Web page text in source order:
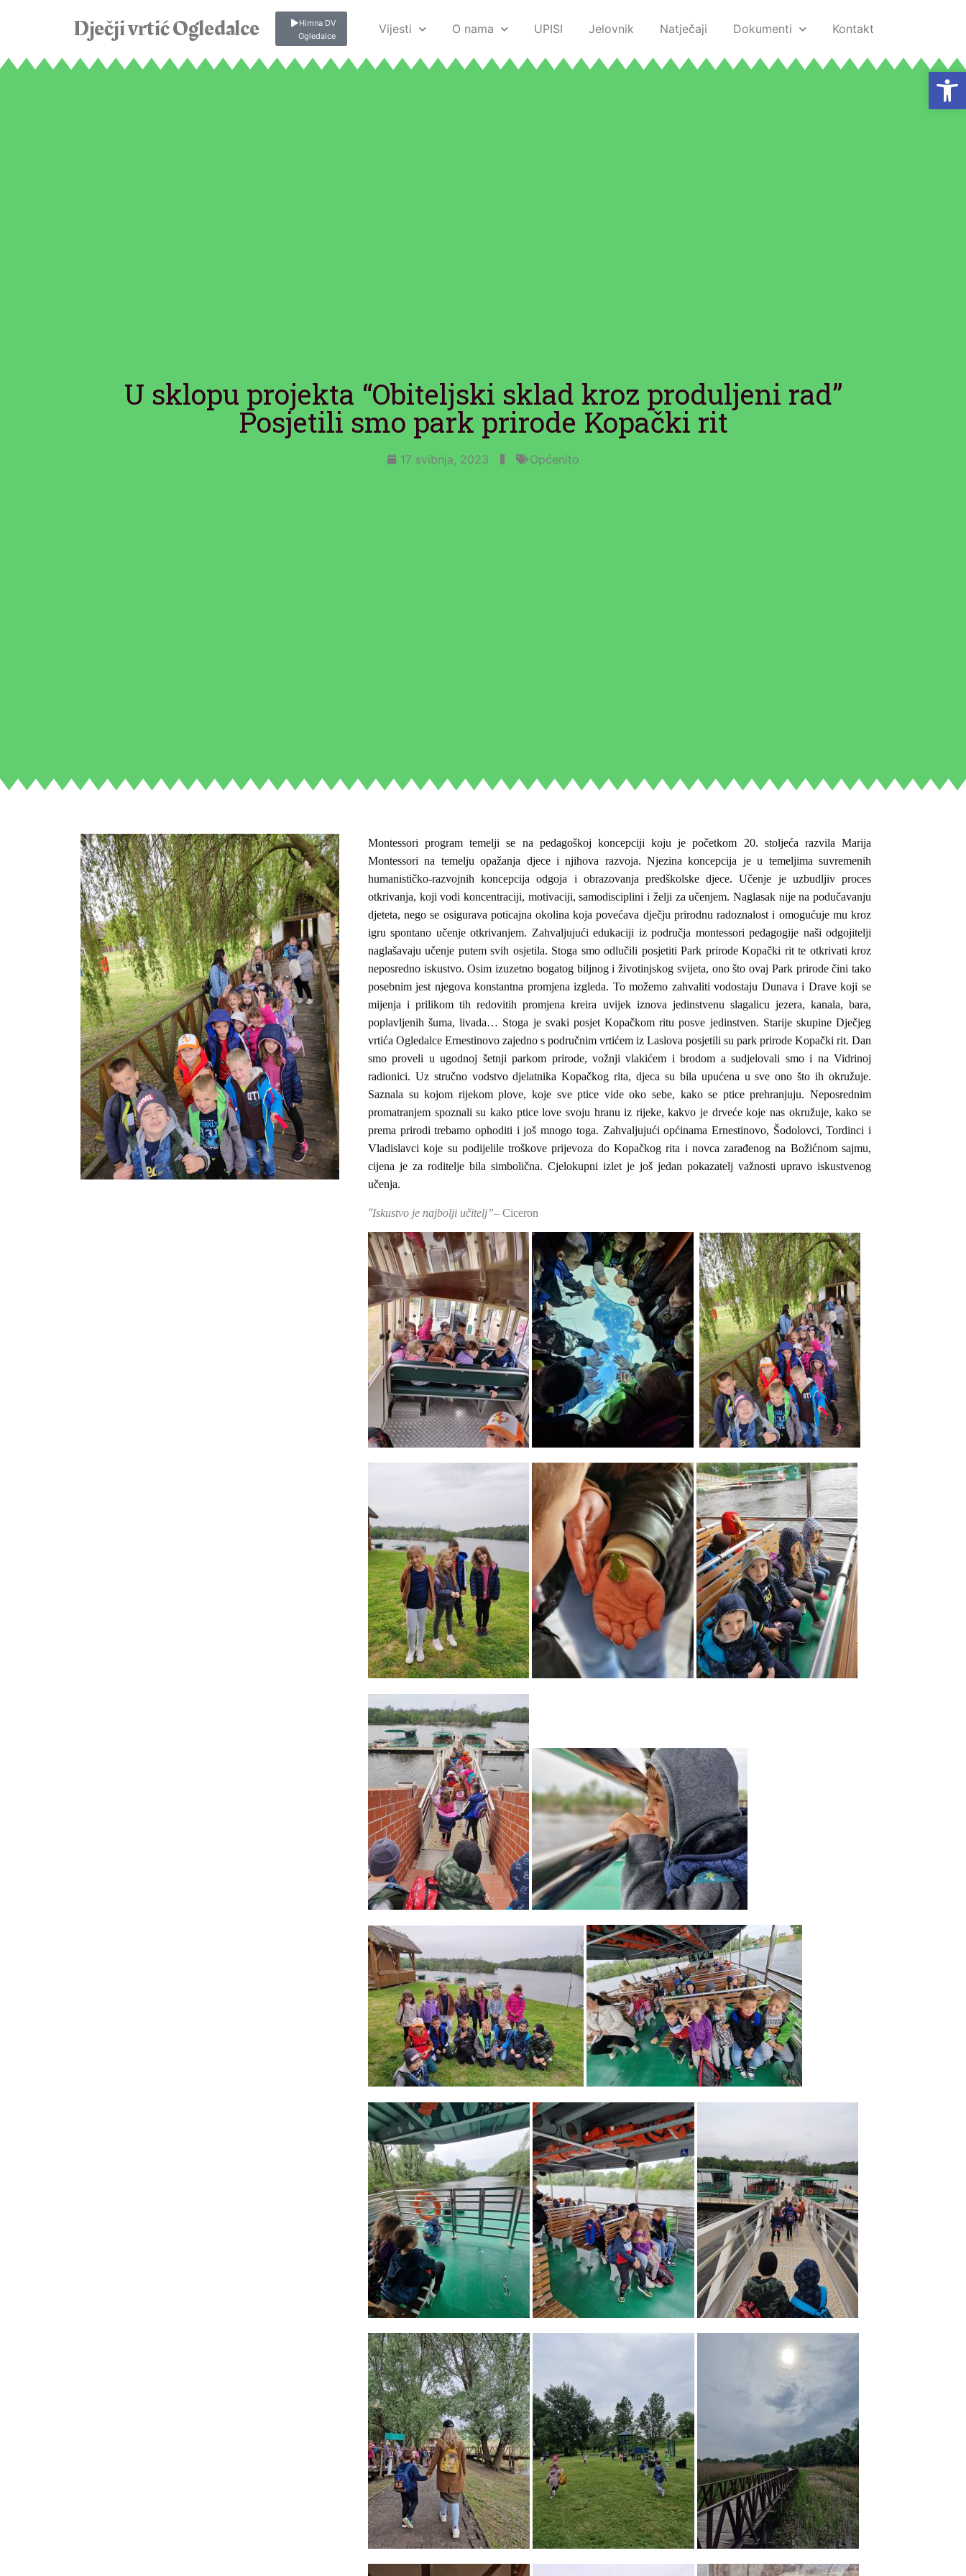
Dječji vrtić Ogledalce
Himna DV
Ogledalce
Vijesti O nama UPISI Jelovnik Natječaji Dokumenti Kontakt
U sklopu projekta “Obiteljski sklad kroz produljeni rad”
Posjetili smo park prirode Kopački rit
17 svibnja, 2023 Općenito
Montessori program temelji se na pedagoškoj koncepciji koju je početkom 20. stoljeća razvila Marija
Montessori na temelju opažanja djece i njihova razvoja. Njezina koncepcija je u temeljima suvremenih
humanističko-razvojnih koncepcija odgoja i obrazovanja predškolske djece. Učenje je uzbudljiv proces
otkrivanja, koji vodi koncentraciji, motivaciji, samodisciplini i želji za učenjem. Naglasak nije na podučavanju
djeteta, nego se osigurava poticajna okolina koja povećava dječju prirodnu radoznalost i omogućuje mu kroz
igru spontano učenje otkrivanjem. Zahvaljujući edukaciji iz područja montessori pedagogije naši odgojitelji
naglašavaju učenje putem svih osjetila. Stoga smo odlučili posjetiti Park prirode Kopački rit te otkrivati kroz
neposredno iskustvo. Osim izuzetno bogatog biljnog i životinjskog svijeta, ono što ovaj Park prirode čini tako
posebnim jest njegova konstantna promjena izgleda. To možemo zahvaliti vodostaju Dunava i Drave koji se
mijenja i prilikom tih redovitih promjena kreira uvijek iznova jedinstvenu slagalicu jezera, kanala, bara,
poplavljenih šuma, livada… Stoga je svaki posjet Kopačkom ritu posve jedinstven. Starije skupine Dječjeg
vrtića Ogledalce Ernestinovo zajedno s područnim vrtićem iz Laslova posjetili su park prirode Kopački rit. Dan
smo proveli u ugodnoj šetnji parkom prirode, vožnji vlakićem i brodom a sudjelovali smo i na Vidrinoj
radionici. Uz stručno vodstvo djelatnika Kopačkog rita, djeca su bila upućena u sve ono što ih okružuje.
Saznala su kojom rijekom plove, koje sve ptice vide oko sebe, kako se ptice prehranjuju. Neposrednim
promatranjem spoznali su kako ptice love svoju hranu iz rijeke, kakvo je drveće koje nas okružuje, kako se
prema prirodi trebamo ophoditi i još mnogo toga. Zahvaljujući općinama Ernestinovo, Šodolovci, Tordinci i
Vladislavci koje su podijelile troškove prijevoza do Kopačkog rita i novca zarađenog na Božićnom sajmu,
cijena je za roditelje bila simbolična. Cjelokupni izlet je još jedan pokazatelj važnosti upravo iskustvenog
učenja.
”Iskustvo je najbolji učitelj”– Ciceron